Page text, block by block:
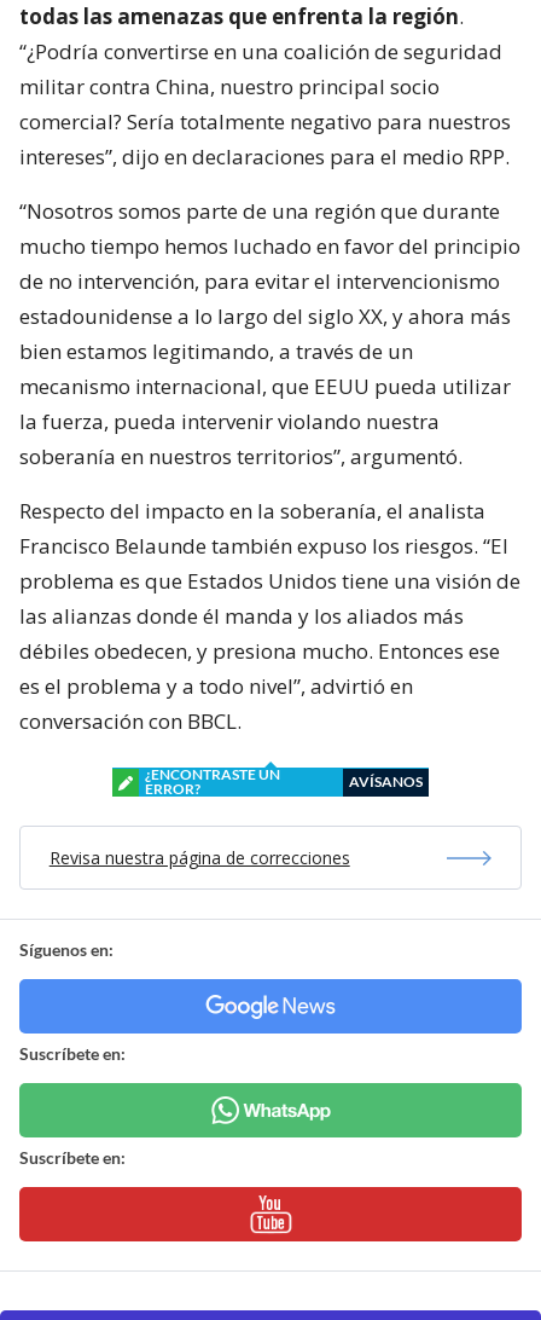
todas las amenazas que enfrenta la región.
“¿Podría convertirse en una coalición de seguridad
militar contra China, nuestro principal socio
comercial? Sería totalmente negativo para nuestros
intereses”, dijo en declaraciones para el medio RPP.
“Nosotros somos parte de una región que durante
mucho tiempo hemos luchado en favor del principio
de no intervención, para evitar el intervencionismo
estadounidense a lo largo del siglo XX, y ahora más
bien estamos legitimando, a través de un
mecanismo internacional, que EEUU pueda utilizar
la fuerza, pueda intervenir violando nuestra
soberanía en nuestros territorios”, argumentó.
Respecto del impacto en la soberanía, el analista
Francisco Belaunde también expuso los riesgos. “El
problema es que Estados Unidos tiene una visión de
las alianzas donde él manda y los aliados más
débiles obedecen, y presiona mucho. Entonces ese
es el problema y a todo nivel”, advirtió en
conversación con BBCL.
¿ENCONTRASTE UN
ERROR?
AVÍSANOS
Revisa nuestra página de correcciones
Síguenos en:
Suscríbete en:
Suscríbete en: